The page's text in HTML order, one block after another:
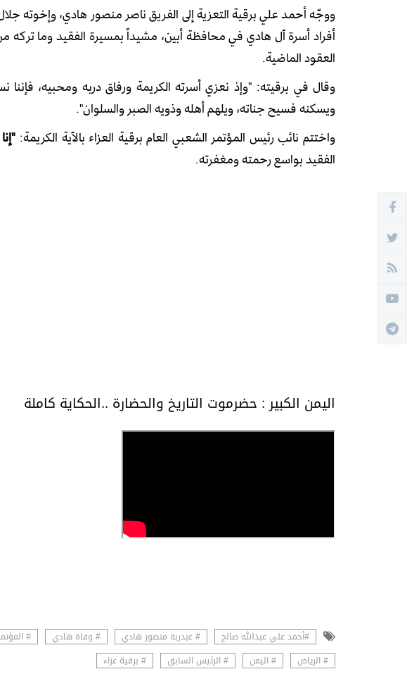
ووجّه أحمد علي برقية التعزية إلى الفريق ناصر منصور هادي، وإخوته
أفراد أسرة آل هادي في محافظة أبين، مشيداً بمسيرة الفقيد وما تركه
العقود الماضية.
وقال في برقيته: "وإذ نعزي أسرته الكريمة ورفاق دربه ومحبيه، فإننا
ويسكنه فسيح جناته، ويلهم أهله وذويه الصبر والسلوان".
واختتم نائب رئيس المؤتمر الشعبي العام برقية العزاء بالآية الكريمة:
الفقيد بواسع رحمته ومغفرته.
اليمن الكبير : حضرموت التاريخ والحضارة ..الحكاية كاملة
#أحمد علي عبدالله صالح # عبدربه منصور هادي # وفاة هادي #
# الرياض
# اليمن # الرئيس السابق # برقية عزاء